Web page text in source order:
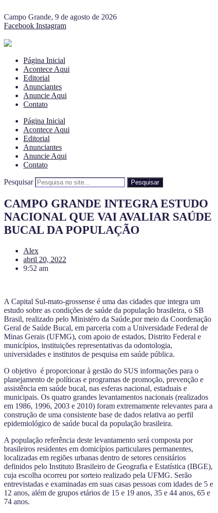
Campo Grande, 9 de agosto de 2026
Facebook Instagram
Página Inicial
Acontece Aqui
Editorial
Anunciantes
Anuncie Aqui
Contato
Página Inicial
Acontece Aqui
Editorial
Anunciantes
Anuncie Aqui
Contato
Pesquisar Pesquisar
CAMPO GRANDE INTEGRA ESTUDO
NACIONAL QUE VAI AVALIAR SAÚDE
BUCAL DA POPULAÇÃO
Alex
abril 20, 2022
9:52 am
A Capital Sul-mato-grossense é uma das cidades que integra um
estudo sobre as condições de saúde da população brasileira, o SB
Brasil, realizado pelo Ministéro da Saúde,por meio da Coordenação
Geral de Saúde Bucal, em parceria com a Universidade Federal de
Minas Gerais (UFMG), com apoio de estados, Distrito Federal e
municípios, instituições representativas da odontologia,
universidades e institutos de pesquisa em saúde pública.
O objetivo é proporcionar à gestão do SUS informações para o
planejamento de políticas e programas de promoção, prevenção e
assistência em saúde bucal, nas esferas nacional, estaduais e
municipais. Os quatro grandes levantamentos nacionais (realizados
em 1986, 1996, 2003 e 2010) foram extremamente relevantes para a
construção de uma consistente base de dados relativa ao perfil
epidemiológico de saúde bucal da população brasileira.
A população referência deste levantamento será composta por
brasileiros residentes em domicípios particulares permanentes,
localizadas em regiões urbanas dentro de setores censitários
definidos pelo Instituto Brasileiro de Geografia e Estatística (IBGE),
cuja escolha ocorreu por sorteio realizado pela UFMG. Serão
entrevistadas e examinadas em suas casas pessoas com idades de 5 e
12 anos, além de grupos etários de 15 e 19 anos, 35 e 44 anos, 65 e
74 anos.